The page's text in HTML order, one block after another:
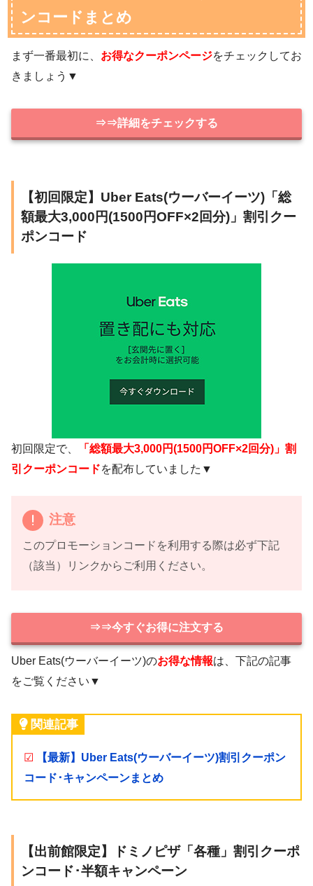
ンコードまとめ
まず一番最初に、 お得なクーポンページをチェックしてお
きましょう▼
⇒⇒詳細をチェックする
【初回限定】Uber Eats(ウーバーイーツ)「総
額最大3,000円(1500円OFF×2回分)」割引クー
ポンコード
初回限定で、
「総額最大3,000円(1500円OFF×2回分)」割
引クーポンコードを配布していました▼
注意
このプロモーションコードを利用する際は必ず下記
（該当）リンクからご利用ください。
⇒⇒今すぐお得に注文する
Uber Eats(ウーバーイーツ)のお得な情報は、下記の記事
をご覧ください▼
関連記事
☑
【最新】Uber Eats(ウーバーイーツ)割引クーポン
コード･キャンペーンまとめ
【出前館限定】ドミノピザ「各種」割引クーポ
ンコード･半額キャンペーン